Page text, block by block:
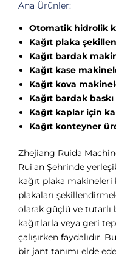
Ana Ürünler:
Otomatik hidrolik
Kağıt plaka
Kağıt bardak
Kağıt kase
Kağıt kova
Kağıt bardak
Kağıt kaplar için
Kağıt konteyner
Zhejiang Ruida
Rui'an Şehrinde
kağıt plaka
plakaları
olarak güçlü ve tutarlı
kağıtlarla veya geri
çalışırken faydalıdır.
bir jant tanımı elde